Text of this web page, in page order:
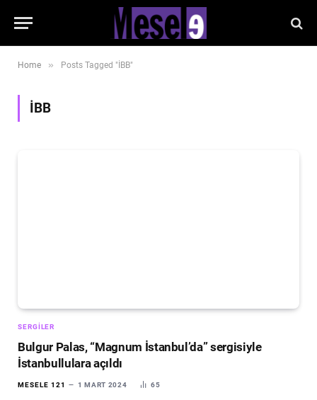
Home » Posts Tagged "İBB"
İBB
SERGILER
Bulgur Palas, “Magnum İstanbul’da” sergisiyle
İstanbullulara açıldı
MESELE 121 1 MART 2024 65